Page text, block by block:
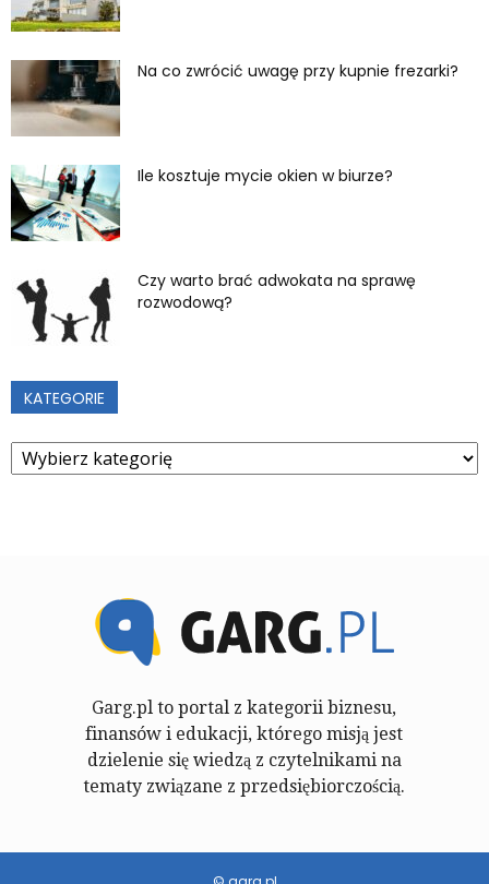
Na co zwrócić uwagę przy kupnie frezarki?
Ile kosztuje mycie okien w biurze?
Czy warto brać adwokata na sprawę
rozwodową?
KATEGORIE
Kategorie
Garg.pl to portal z kategorii biznesu,
finansów i edukacji, którego misją jest
dzielenie się wiedzą z czytelnikami na
tematy związane z przedsiębiorczością.